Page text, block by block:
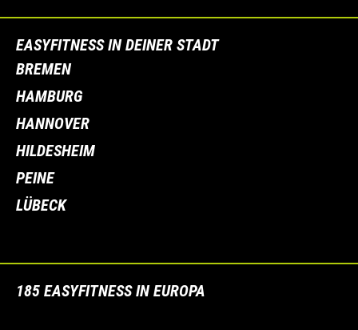
EASYFITNESS IN DEINER STADT
BREMEN
HAMBURG
HANNOVER
HILDESHEIM
PEINE
LÜBECK
185 EASYFITNESS IN EUROPA